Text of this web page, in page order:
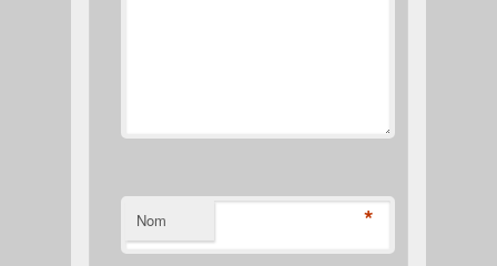
Nom *